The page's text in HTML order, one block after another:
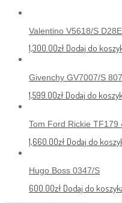
Valentino V5618/S
1,300.00zł Dodaj do
Givenchy GV7007/S
1,599.00zł Dodaj do
Tom Ford Rickie TF179
1,660.00zł Dodaj do
Hugo Boss 0347/S
600.00zł Dodaj do